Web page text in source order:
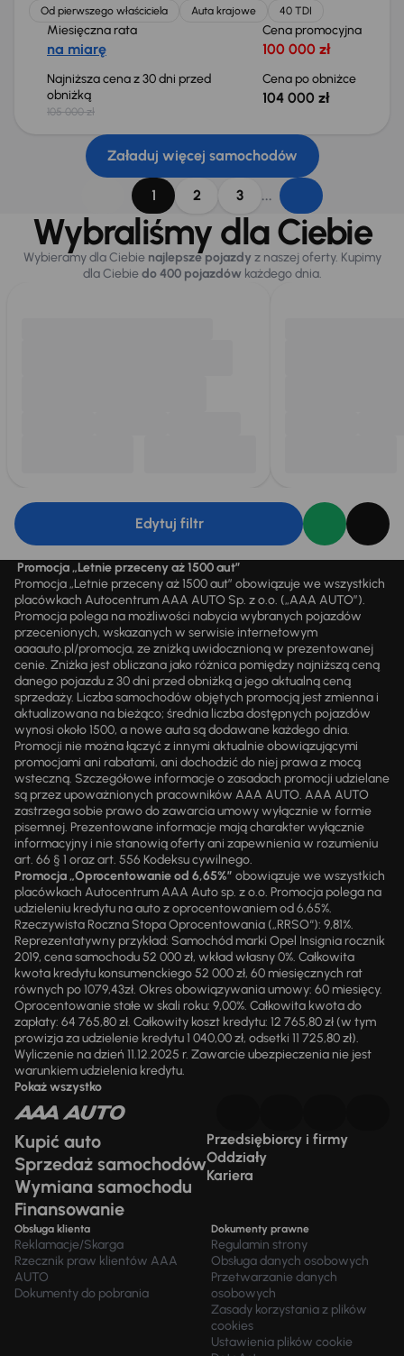
Od pierwszego właściciela Auta krajowe 40 TDI
Miesięczna rata
na miarę
Cena promocyjna
100 000 zł
Najniższa cena z 30 dni przed
obniżką
105 000 zł
Cena po obniżce
104 000 zł
Załaduj więcej samochodów
1 2 3 ...
Wybraliśmy dla Ciebie
Wybieramy dla Ciebie najlepsze pojazdy z naszej oferty. Kupimy
dla Ciebiedo 400 pojazdówkażdego dnia.
Edytuj filtr
Promocja „Letnie przeceny aż 1500 aut”
Promocja „Letnie przeceny aż 1500 aut” obowiązuje we wszystkich
placówkach Autocentrum AAA AUTO Sp. z o.o. („AAA AUTO”).
Promocja polega na możliwości nabycia wybranych pojazdów
przecenionych, wskazanych w serwisie internetowym
aaaauto.pl/promocja, ze zniżką uwidocznioną w prezentowanej
cenie. Zniżka jest obliczana jako różnica pomiędzy najniższą ceną
danego pojazdu z 30 dni przed obniżką a jego aktualną ceną
sprzedaży. Liczba samochodów objętych promocją jest zmienna i
aktualizowana na bieżąco; średnia liczba dostępnych pojazdów
wynosi około 1500, a nowe auta są dodawane każdego dnia.
Promocji nie można łączyć z innymi aktualnie obowiązującymi
promocjami ani rabatami, ani dochodzić do niej prawa z mocą
wsteczną. Szczegółowe informacje o zasadach promocji udzielane
są przez upoważnionych pracowników AAA AUTO. AAA AUTO
zastrzega sobie prawo do zawarcia umowy wyłącznie w formie
pisemnej. Prezentowane informacje mają charakter wyłącznie
informacyjny i nie stanowią oferty ani zapewnienia w rozumieniu
art. 66 § 1 oraz art. 556 Kodeksu cywilnego.
Promocja „Oprocentowanie od 6,65%” obowiązuje we wszystkich
placówkach Autocentrum AAA Auto sp. z o.o. Promocja polega na
udzieleniu kredytu na auto z oprocentowaniem od 6,65%.
Rzeczywista Roczna Stopa Oprocentowania („RRSO“): 9,81%.
Reprezentatywny przykład: Samochód marki Opel Insignia rocznik
2019, cena samochodu 52 000 zł, wkład własny 0%. Całkowita
kwota kredytu konsumenckiego 52 000 zł, 60 miesięcznych rat
równych po 1079,43zł. Okres obowiązywania umowy: 60 miesięcy.
Oprocentowanie stałe w skali roku: 9,00%. Całkowita kwota do
zapłaty: 64 765,80 zł. Całkowity koszt kredytu: 12 765,80 zł (w tym
prowizja za udzielenie kredytu 1 040,00 zł, odsetki 11 725,80 zł).
Wyliczenie na dzień 11.12.2025 r. Zawarcie ubezpieczenia nie jest
warunkiem udzielenia kredytu.
Pokaż wszystko
Kupić auto
Sprzedaż samochodów
Wymiana samochodu
Finansowanie
Przedsiębiorcy i firmy
Oddziały
Kariera
Obsługa klienta
Reklamacje/Skarga
Rzecznik praw klientów AAA
AUTO
Dokumenty do pobrania
Dokumenty prawne
Regulamin strony
Obsługa danych osobowych
Przetwarzanie danych
osobowych
Zasady korzystania z plików
cookies
Ustawienia plików cookie